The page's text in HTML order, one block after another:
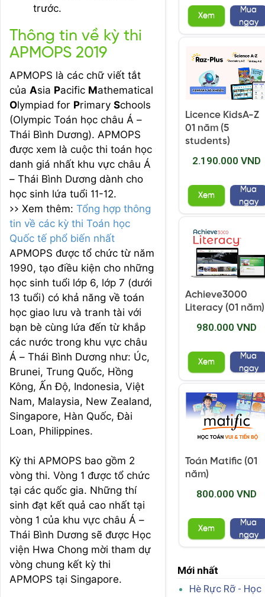
trước.
Thông tin về kỳ thi
APMOPS 2019
APMOPS là các chữ viết tắt
của Asia Pacific Mathematical
Olympiad for Primary Schools
(Olympic Toán học châu Á –
Thái Bình Dương). APMOPS
được xem là cuộc thi toán học
danh giá nhất khu vực châu Á
– Thái Bình Dương dành cho
học sinh lứa tuổi 11-12.
>> Xem thêm: Tổng hợp thông
tin về các kỳ thi Toán học
Quốc tế phổ biến nhất
APMOPS được tổ chức từ năm
1990, tạo điều kiện cho những
học sinh tuổi lớp 6, lớp 7 (dưới
13 tuổi) có khả năng về toán
học giao lưu và tranh tài với
bạn bè cùng lứa đến từ khắp
các nước trong khu vực châu
Á – Thái Bình Dương như: Úc,
Brunei, Trung Quốc, Hồng
Kông, Ấn Độ, Indonesia, Việt
Nam, Malaysia, New Zealand,
Singapore, Hàn Quốc, Đài
Loan, Philippines.
Kỳ thi APMOPS bao gồm 2
vòng thi. Vòng 1 được tổ chức
tại các quốc gia. Những thí
sinh đạt kết quả cao nhất tại
vòng 1 của khu vực châu Á –
Thái Bình Dương sẽ được Học
viện Hwa Chong mời tham dự
vòng chung kết kỳ thi
APMOPS tại Singapore.
Xem
Mua
ngay
Licence KidsA-Z
01 năm (5
students)
2.190.000 VND
Xem
Mua
ngay
Achieve3000
Literacy (01 năm)
980.000 VND
Xem
Mua
ngay
Toán Matific (01
năm)
800.000 VND
Xem
Mua
ngay
Mới nhất
Hè Rực Rỡ - Học